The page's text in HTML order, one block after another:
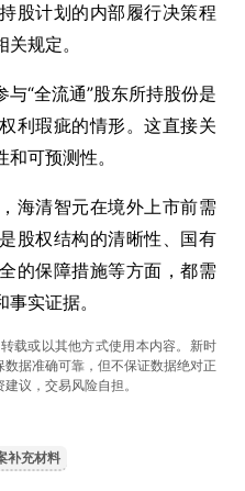
股计划的内部履行决策程
规定。
“全流通”股东所持股份是
利瑕疵的情形。这直接关
可预测性。
海清智元在境外上市前需
股权结构的清晰性、国有
的保障措施等方面，都需
实证据。
载或以其他方式使用本内容。新时
据准确可靠，但不保证数据绝对正
议，交易风险自担。
补充材料